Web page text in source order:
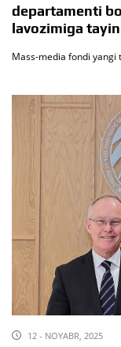
departamenti
lavozimiga
Mass-media fondi
12 - NOYABR, 2025